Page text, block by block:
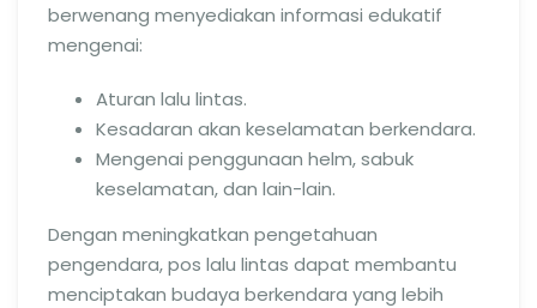
berwenang menyediakan informasi edukatif
mengenai:
Aturan lalu lintas.
Kesadaran akan keselamatan berkendara.
Mengenai penggunaan helm, sabuk
keselamatan, dan lain-lain.
Dengan meningkatkan pengetahuan
pengendara, pos lalu lintas dapat membantu
menciptakan budaya berkendara yang lebih